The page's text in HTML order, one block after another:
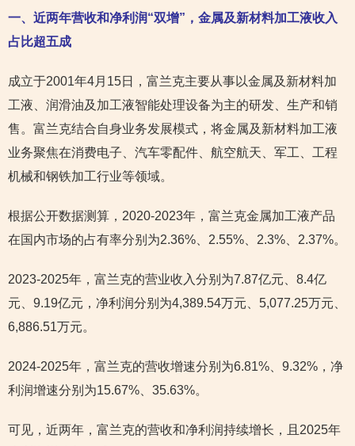
一、近两年营收和净利润“双增”，金属及新材料加工液收入
占比超五成
成立于2001年4月15日，富兰克主要从事以金属及新材料加
工液、润滑油及加工液智能处理设备为主的研发、生产和销
售。富兰克结合自身业务发展模式，将金属及新材料加工液
业务聚焦在消费电子、汽车零配件、航空航天、军工、工程
机械和钢铁加工行业等领域。
根据公开数据测算，2020-2023年，富兰克金属加工液产品
在国内市场的占有率分别为2.36%、2.55%、2.3%、2.37%。
2023-2025年，富兰克的营业收入分别为7.87亿元、8.4亿
元、9.19亿元，净利润分别为4,389.54万元、5,077.25万元、
6,886.51万元。
2024-2025年，富兰克的营收增速分别为6.81%、9.32%，净
利润增速分别为15.67%、35.63%。
可见，近两年，富兰克的营收和净利润持续增长，且2025年